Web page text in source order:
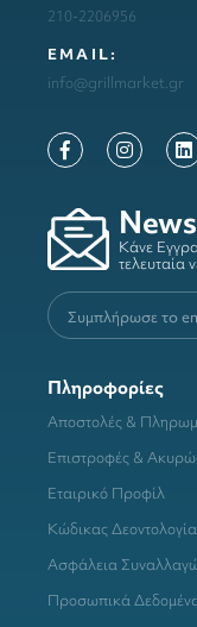
210-2206956
ΕΜΑΙL:
info@grillmarket.gr
Κάνε
τελευταία
Πληροφορίες
Αποστολές &
Επιστροφές &
Εταιρικό Προφίλ
Κώδικας
Ασφάλεια
Προσωπικά